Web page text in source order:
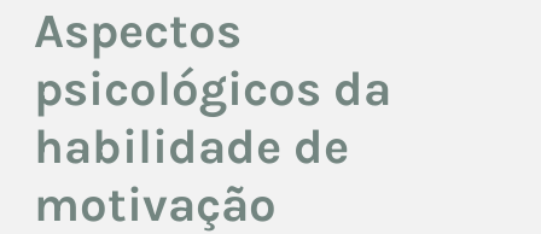
Aspectos
psicológicos da
habilidade de
motivação